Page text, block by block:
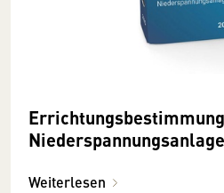
Weiterlesen